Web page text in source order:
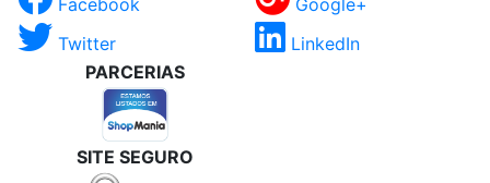
Facebook
Google+
Twitter
LinkedIn
PARCERIAS
SITE SEGURO